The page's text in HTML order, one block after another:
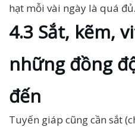
hạt mỗi vài ngày là quá đủ.
4.3 Sắt, kẽm,
những đồng
đến
Tuyến giáp cũng cần sắt